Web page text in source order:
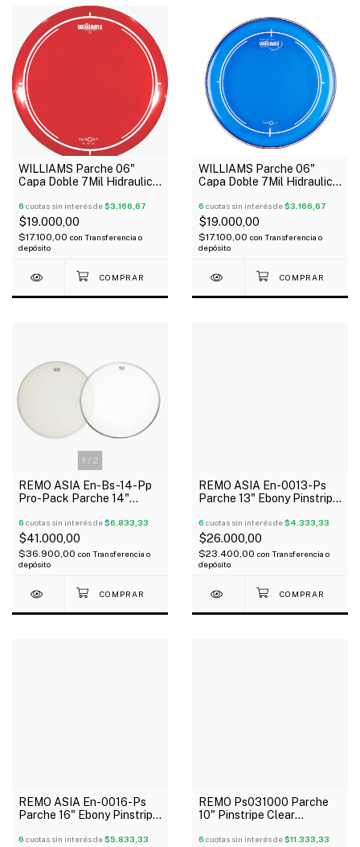
WILLIAMS Parche 06"
Capa Doble 7Mil Hidraulico
6 cuotas sin interés de$3.166,67
$19.000,00
$17.100,00 con Transferencia o
depósito
WILLIAMS Parche 06"
Capa Doble 7Mil Hidraulico
6 cuotas sin interés de$3.166,67
$19.000,00
$17.100,00 con Transferencia o
depósito
1 / 2
REMO ASIA En-Bs-14-Pp
Pro-Pack Parche 14"
6 cuotas sin interés de$6.833,33
$41.000,00
$36.900,00 con Transferencia o
depósito
REMO ASIA En-0013-Ps
Parche 13" Ebony Pinstripe
6 cuotas sin interés de$4.333,33
$26.000,00
$23.400,00 con Transferencia o
depósito
REMO ASIA En-0016-Ps
Parche 16" Ebony Pinstripe
6 cuotas sin interés de$5.833,33
REMO Ps031000 Parche
10" Pinstripe Clear
6 cuotas sin interés de$11.333,33